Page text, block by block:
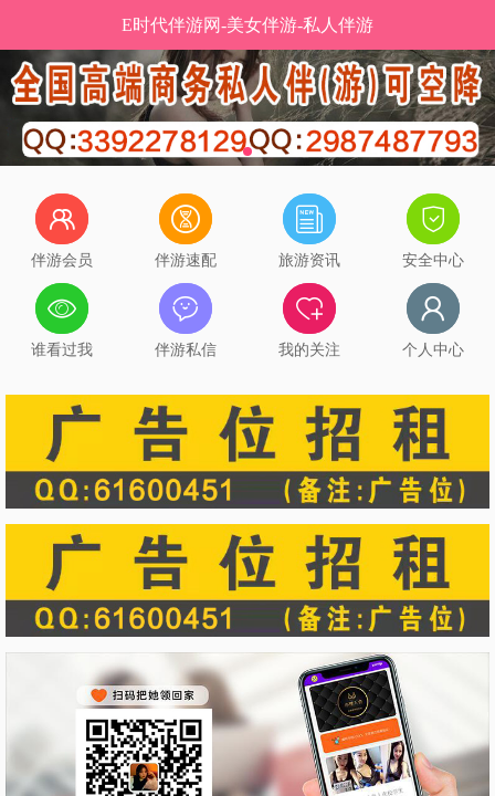
E时代伴游网-美女伴游-私人伴游
伴游会员 伴游速配 旅游资讯 安全中心
谁看过我 伴游私信 我的关注 个人中心